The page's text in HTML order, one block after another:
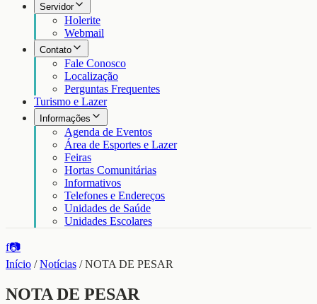
Servidor
Holerite
Webmail
Contato
Fale Conosco
Localização
Perguntas Frequentes
Turismo e Lazer
Informações
Agenda de Eventos
Área de Esportes e Lazer
Feiras
Hortas Comunitárias
Informativos
Telefones e Endereços
Unidades de Saúde
Unidades Escolares
f📷
Início /Notícias /NOTA DE PESAR
NOTA DE PESAR